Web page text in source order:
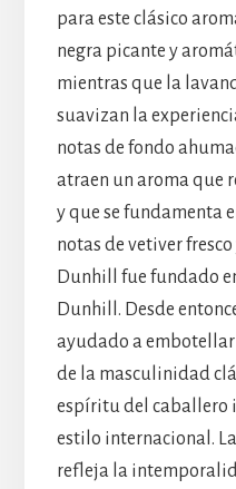
para este clásico
negra picante y
mientras que la
suavizan la
notas de fondo
atraen un aroma que
y que se fundamenta
notas de vetiver
Dunhill fue fundado
Dunhill. Desde
ayudado a
de la masculinidad
espíritu del caballero
estilo internacional.
refleja la